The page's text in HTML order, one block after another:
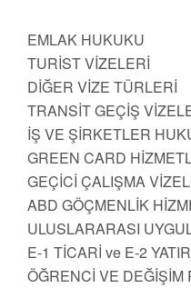
EMLAK HUKUKU
TURİST VİZELERİ
DİĞER VİZE TÜRLERİ
TRANSİT GEÇİŞ
İŞ VE ŞİRKETLER
GREEN CARD
GEÇİCİ ÇALIŞMA
ABD GÖÇMENLİK
ULUSLARARASI
E-1 TİCARİ ve E-2
ÖĞRENCİ VE DEĞİŞİM